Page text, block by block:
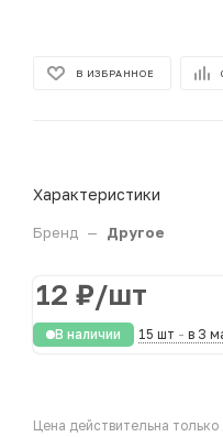
В ИЗБРАННОЕ
Характеристики
Бренд — Другое
12 ₽/шт
В наличии 15 шт - в 3
Цена действительна